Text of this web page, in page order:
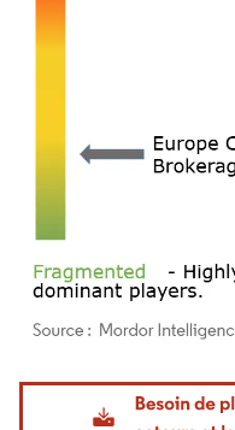
Image © Mordor Intelligence. La